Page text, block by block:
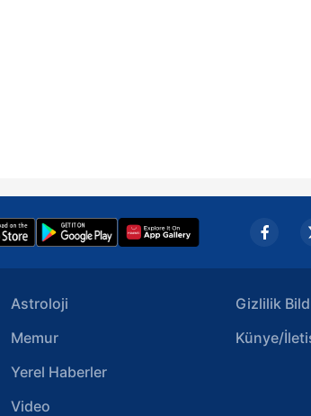
Astroloji
Memur
Yerel Haberler
Video
Gizlilik
Künye/